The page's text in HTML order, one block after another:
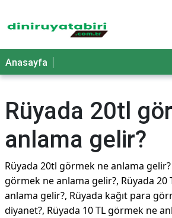
Anasayfa
Rüyada 20tl
anlama gelir?
Rüyada 20tl görmek ne anlama
görmek ne anlama gelir?, Rüyada 20
anlama gelir?, Rüyada kağıt para
diyanet?, Rüyada 10 TL görmek ne